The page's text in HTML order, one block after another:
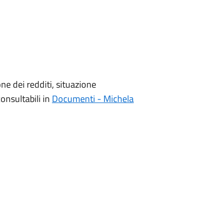
dei redditi, situazione
in Documenti - Michela